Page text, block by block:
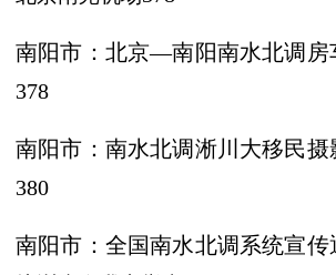
南阳市：北京—南阳南水北调房
378
南阳市：南水北调淅川大移民摄
380
南阳市：全国南水北调系统宣传